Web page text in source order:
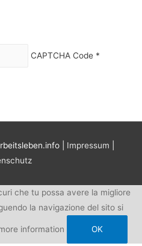
CAPTCHA Code*
Impressum
che tu possa avere la migliore
la navigazione del sito si
information OK